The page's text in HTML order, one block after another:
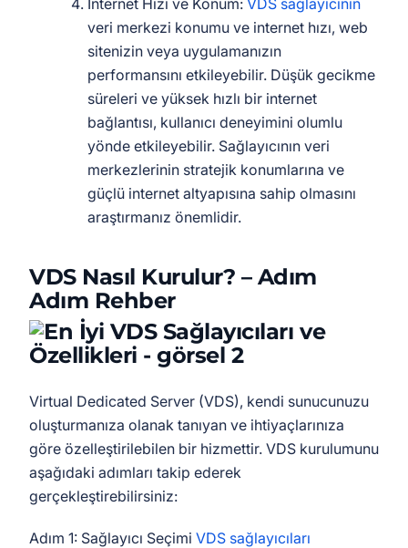
İnternet Hızı ve Konum: VDS sağlayıcının
veri merkezi konumu ve internet hızı, web
sitenizin veya uygulamanızın
performansını etkileyebilir. Düşük gecikme
süreleri ve yüksek hızlı bir internet
bağlantısı, kullanıcı deneyimini olumlu
yönde etkileyebilir. Sağlayıcının veri
merkezlerinin stratejik konumlarına ve
güçlü internet altyapısına sahip olmasını
araştırmanız önemlidir.
VDS Nasıl Kurulur? – Adım
Adım Rehber
Virtual Dedicated Server (VDS), kendi sunucunuzu
oluşturmanıza olanak tanıyan ve ihtiyaçlarınıza
göre özelleştirilebilen bir hizmettir. VDS kurulumunu
aşağıdaki adımları takip ederek
gerçekleştirebilirsiniz:
Adım 1: Sağlayıcı Seçimi VDS sağlayıcıları